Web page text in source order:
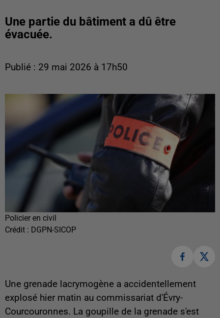
Une partie du bâtiment a dû être
évacuée.
Publié : 29 mai 2026 à 17h50
Policier en civil
Crédit : DGPN-SICOP
Une grenade lacrymogène a accidentellement
explosé hier matin au commissariat d'Évry-
Courcouronnes. La goupille de la grenade s'est